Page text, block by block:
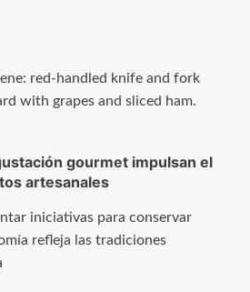
gourmet impulsan el
artesanales